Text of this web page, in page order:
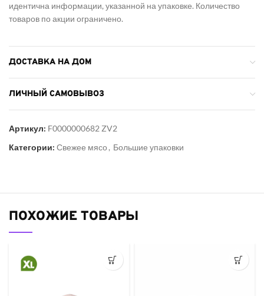
идентична информации, указанной на упаковке. Количество
товаров по акции ограничено.
ДОСТАВКА НА ДОМ
ЛИЧНЫЙ САМОВЫВОЗ
Артикул: F0000000682 ZV2
Категории: Свежее мясо , Большие упаковки
ПОХОЖИЕ ТОВАРЫ